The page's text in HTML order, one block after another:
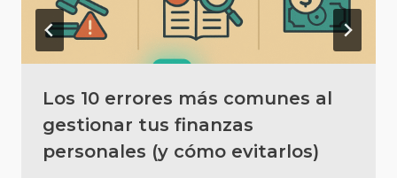
Los 10 errores más comunes al
gestionar tus finanzas
personales (y cómo evitarlos)